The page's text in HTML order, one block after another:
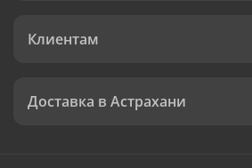
Клиентам
Доставка в Астрахани